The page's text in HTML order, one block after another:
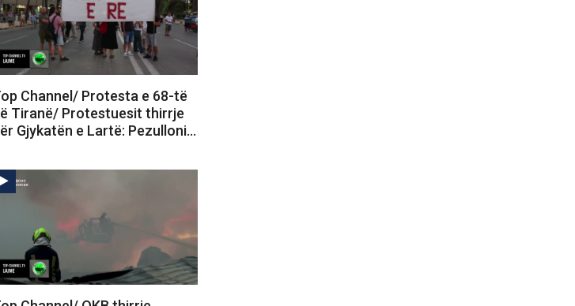
Channel/ Protesta e 68-të
Tiranë/ Protestuesit thirrje
Gjykatën e Lartë: Pezulloni…